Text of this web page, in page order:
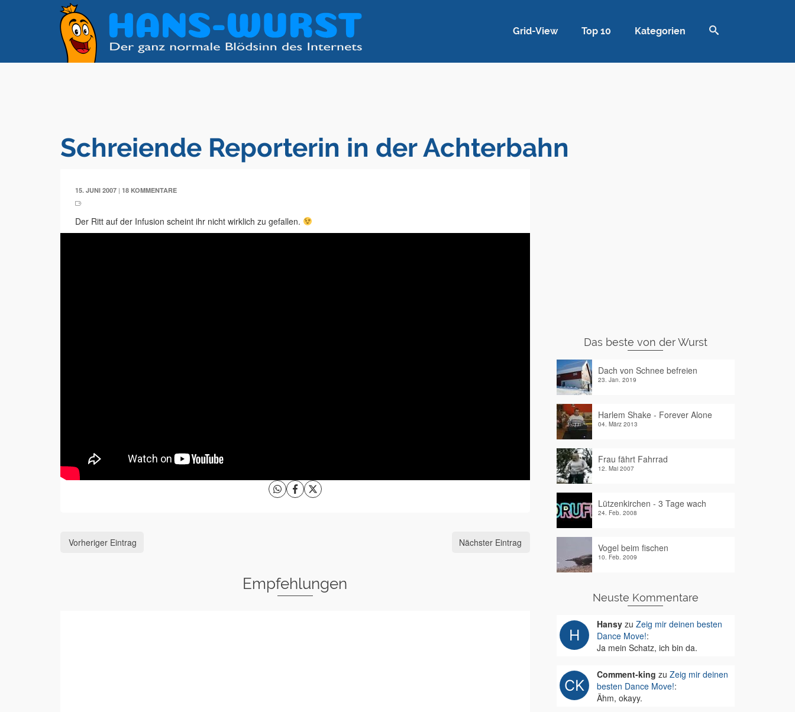
Grid-View Top 10 Kategorien
Schreiende Reporterin in der Achterbahn
15. JUNI 2007 | 18 KOMMENTARE
Der Ritt auf der Infusion scheint ihr nicht wirklich zu gefallen.
Vorheriger Eintrag Nächster Eintrag
Empfehlungen
Das beste von der Wurst
Dach von Schnee befreien
23. Jan. 2019
Harlem Shake - Forever Alone
04. März 2013
Frau fährt Fahrrad
12. Mai 2007
Lützenkirchen - 3 Tage wach
24. Feb. 2008
Vogel beim fischen
10. Feb. 2009
Neuste Kommentare
Hansyzu Zeig mir deinen besten
Dance Move!:
Ja mein Schatz, ich bin da.
Comment-king zu Zeig mir deinen
besten Dance Move!:
Ähm, okayy.